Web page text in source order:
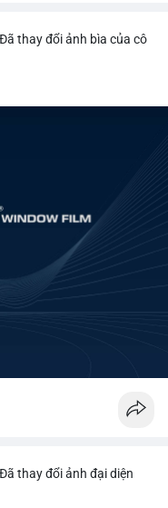
thay đổi ảnh bìa của cô
thay đổi ảnh đại diện